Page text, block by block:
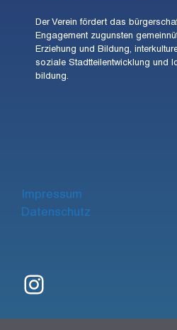
Der Verein fördert das
Engagement zugunsten
Erziehung und Bildung,
soziale Stadtteilentwicklung und
bildung.
Impressum
Datenschutz
Instagram